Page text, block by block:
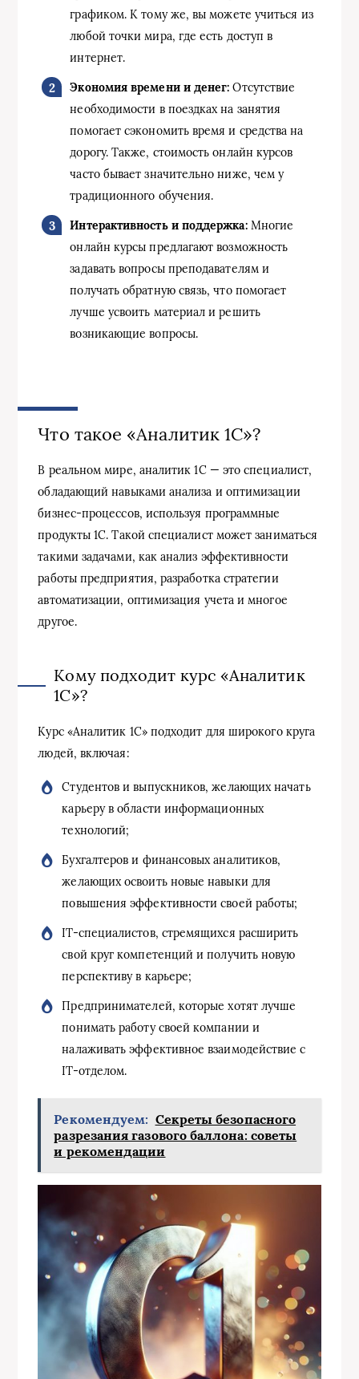
графиком. К тому же, вы можете учиться из
любой точки мира, где есть доступ в
интернет.
Экономия времени и денег: Отсутствие
необходимости в поездках на занятия
помогает сэкономить время и средства на
дорогу. Также, стоимость онлайн курсов
часто бывает значительно ниже, чем у
традиционного обучения.
Интерактивность и поддержка:Многие
онлайн курсы предлагают возможность
задавать вопросы преподавателям и
получать обратную связь, что помогает
лучше усвоить материал и решить
возникающие вопросы.
Что такое «Аналитик 1С»?
В реальном мире, аналитик 1С — это специалист,
обладающий навыками анализа и оптимизации
бизнес-процессов, используя программные
продукты 1С. Такой специалист может заниматься
такими задачами, как анализ эффективности
работы предприятия, разработка стратегии
автоматизации, оптимизация учета и многое
другое.
Кому подходит курс «Аналитик
1С»?
Курс «Аналитик 1С» подходит для широкого круга
людей, включая:
Студентов и выпускников, желающих начать
карьеру в области информационных
технологий;
Бухгалтеров и финансовых аналитиков,
желающих освоить новые навыки для
повышения эффективности своей работы;
IT-специалистов, стремящихся расширить
свой круг компетенций и получить новую
перспективу в карьере;
Предпринимателей, которые хотят лучше
понимать работу своей компании и
налаживать эффективное взаимодействие с
IT-отделом.
Рекомендуем: Секреты безопасного
разрезания газового баллона: советы
и рекомендации